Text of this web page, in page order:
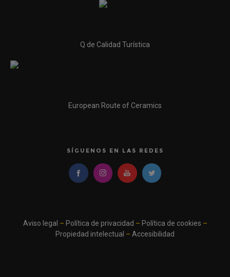
Q de Calidad Turística
European Route of Ceramics
SÍGUENOS EN LAS REDES
Aviso legal – Política de privacidad – Política de cookies –
Propiedad intelectual – Accesibilidad